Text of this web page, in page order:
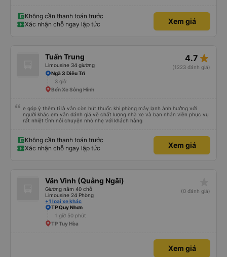
Không cần thanh toán trước
Xác nhận chỗ ngay lập tức
Xem giá
Tuấn Trung
Limousine 34 giường
4.7 star_rate
(1223 đánh giá)
Ngã 3 Diêu Trì
3 giờ
Bến Xe Sông Hinh
e góp ý thêm tí là vẫn còn hút thuốc khi phòng máy lạnh ảnh hưởng với
người khác em vẫn đánh giá về chất lượng nhà xe và bạn nhân viên phục vụ
rất nhiệt tình nói chuyện nhỏ nhẹ với khách hàng
Không cần thanh toán trước
Xác nhận chỗ ngay lập tức
Xem giá
Văn Vinh (Quảng Ngãi)
Giường nằm 40 chỗ
Limousine 24 Phòng
+1 loại xe khác
(0 đánh giá)
TP Quy Nhơn
1 giờ 50 phút
TP Tuy Hòa
Xem giá